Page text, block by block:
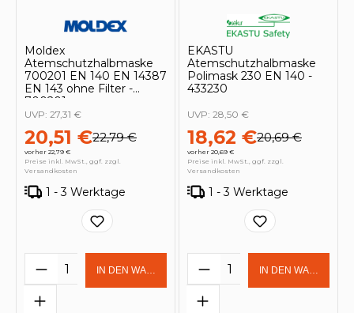
Moldex
Atemschutzhalbmaske
700201 EN 140 EN 14387
EN 143 ohne Filter -
700201
20,51 €22,79 €
vorher 22,79 €
UVP: 27,31 €
Preise inkl. MwSt., ggf. zzgl.
Versandkosten
1 - 3 Werktage
Produkt Anzahl: Gib den
IN DEN WARENKORB
EKASTU
Atemschutzhalbmaske
Polimask 230 EN 140 -
433230
18,62 €20,69 €
vorher 20,69 €
UVP: 28,50 €
Preise inkl. MwSt., ggf. zzgl.
Versandkosten
1 - 3 Werktage
Produkt Anzahl:
IN DEN